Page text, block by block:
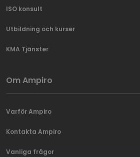
ISO konsult
Utbildning och kurser
KMA Tjänster
Om Ampiro
Varför Ampiro
Kontakta Ampiro
Vanliga frågor